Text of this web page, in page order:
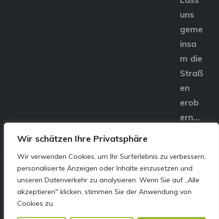
Wir schätzen Ihre Privatsphäre
Wir verwenden Cookies, um Ihr Surferlebnis zu verbessern,
personalisierte Anzeigen oder Inhalte einzusetzen und
unseren Datenverkehr zu analysieren. Wenn Sie auf „Alle
akzeptieren" klicken, stimmen Sie der Anwendung von
Cookies zu.
uns
geme
insa
m die
Straß
en
erob
ern…
© E&S Motors GmbH,
Linzer Straße 83 4240
Freistadt